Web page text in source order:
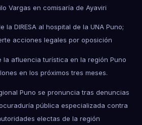
Vargas en comisaría de Ayaviri
la DIRESA al hospital de la UNA Puno;
acciones legales por oposición
la afluencia turística en la región Puno
en los próximos tres meses.
Puno se pronuncia tras denuncias
pública especializada contra
electas de la región